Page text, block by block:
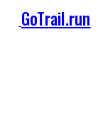
GoTrail.run